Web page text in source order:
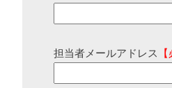
担当者メールアドレス